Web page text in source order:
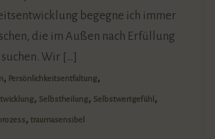
begegne ich immer
die im Außen nach Erfüllung
Wir […]
, Persönlichkeitsentfaltung,
, Selbstheilung, Selbstwertgefühl ,
,traumasensibel